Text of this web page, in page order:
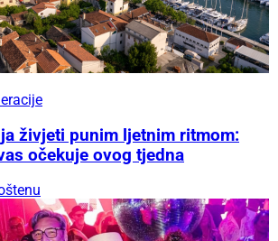
živjeti punim ljetnim ritmom:
očekuje ovog tjedna